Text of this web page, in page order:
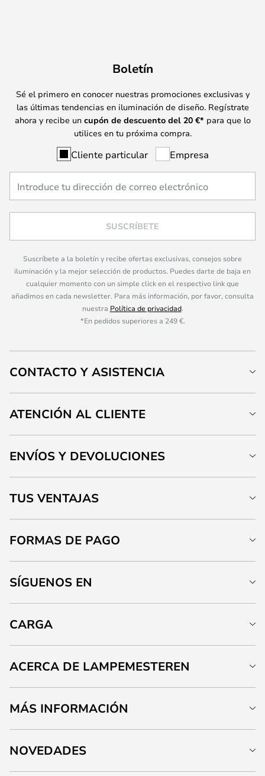
Boletín
Sé el primero en conocer nuestras promociones exclusivas y
las últimas tendencias en iluminación de diseño. Regístrate
ahora y recibe un cupón de descuento del 20 €* para que lo
utilices en tu próxima compra.
Cliente particular Empresa
SUSCRÍBETE
Suscríbete a la boletín y recibe ofertas exclusivas, consejos sobre
iluminación y la mejor selección de productos. Puedes darte de baja en
cualquier momento con un simple click en el respectivo link que
añadimos en cada newsletter. Para más información, por favor, consulta
nuestra Política de privacidad.
*En pedidos superiores a 249 €.
CONTACTO Y ASISTENCIA
ATENCIÓN AL CLIENTE
ENVÍOS Y DEVOLUCIONES
TUS VENTAJAS
FORMAS DE PAGO
SÍGUENOS EN
CARGA
ACERCA DE LAMPEMESTEREN
MÁS INFORMACIÓN
NOVEDADES